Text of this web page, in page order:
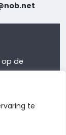
te
op de